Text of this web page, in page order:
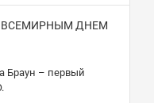
ВСЕМИРНЫМ ДНЕМ
Браун – первый